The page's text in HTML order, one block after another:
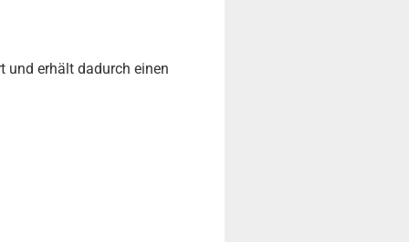
und erhält dadurch einen